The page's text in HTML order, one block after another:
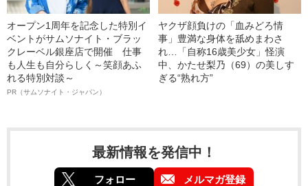
オープン1周年を記念した特別イ
ベントがサムソナイト・ブラッ
クレーベル銀座店で開催 仕事
も人生も自分らしく～笑顔あふ
れる特別対談～
PR（サムソナイト・ジャパン）
ヤクザ顔負けの「血みどろ情
事」豊満な身体を舐めまわさ
れ…「自称16歳美少女」怪演
中、かたせ梨乃（69）の美しす
ぎる“熟れ方”
最新情報を発信中！
フォロー メルマガ登録